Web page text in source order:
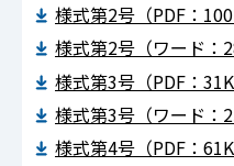
様式第2号（PDF：
様式第2号（ワード：
様式第3号（PDF：
様式第3号（ワード：
様式第4号（PDF：